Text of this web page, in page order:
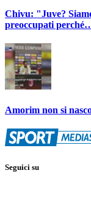
Chivu: "Juve?
preoccupati
Amorim non si
Seguici su